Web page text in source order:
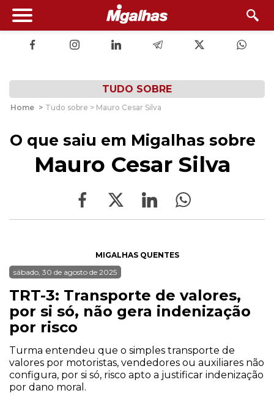
TUDO SOBRE
Home > Tudo sobre > Mauro Cesar Silva
O que saiu em Migalhas sobre
Mauro Cesar Silva
MIGALHAS QUENTES
sábado, 30 de agosto de 2025
TRT-3: Transporte de valores,
por si só, não gera indenização
por risco
Turma entendeu que o simples transporte de
valores por motoristas, vendedores ou auxiliares não
configura, por si só, risco apto a justificar indenização
por dano moral.